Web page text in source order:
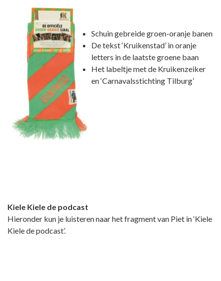
Schuin gebreide groen-oranje banen
De tekst ‘Kruikenstad’ in oranje
letters in de laatste groene baan
Het labeltje met de Kruikenzeiker
en ‘Carnavalsstichting Tilburg’
Kiele Kiele de podcast
Hieronder kun je luisteren naar het fragment van Piet in ‘Kiele
Kiele de podcast’.